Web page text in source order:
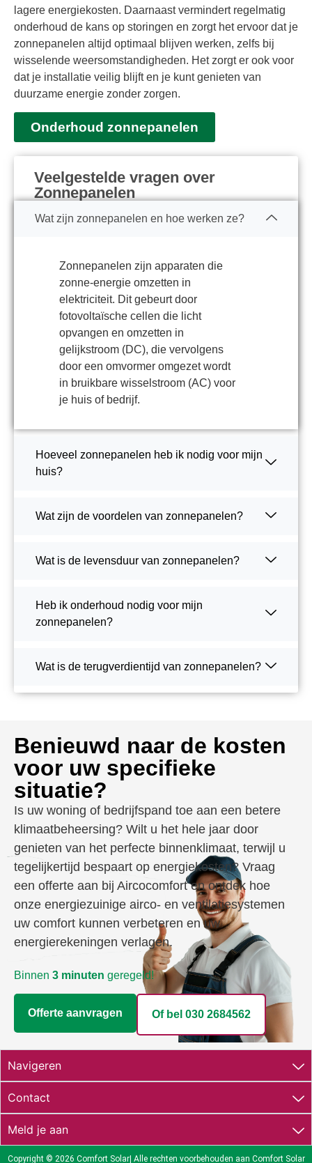
lagere energiekosten. Daarnaast vermindert regelmatig
onderhoud de kans op storingen en zorgt het ervoor dat je
zonnepanelen altijd optimaal blijven werken, zelfs bij
wisselende weersomstandigheden. Het zorgt er ook voor
dat je installatie veilig blijft en je kunt genieten van
duurzame energie zonder zorgen.
Onderhoud zonnepanelen
Veelgestelde vragen over
Zonnepanelen
Wat zijn zonnepanelen en hoe werken ze?
Zonnepanelen zijn apparaten die
zonne-energie omzetten in
elektriciteit. Dit gebeurt door
fotovoltaïsche cellen die licht
opvangen en omzetten in
gelijkstroom (DC), die vervolgens
door een omvormer omgezet wordt
in bruikbare wisselstroom (AC) voor
je huis of bedrijf.
Hoeveel zonnepanelen heb ik nodig voor mijn
huis?
Wat zijn de voordelen van zonnepanelen?
Wat is de levensduur van zonnepanelen?
Heb ik onderhoud nodig voor mijn
zonnepanelen?
Wat is de terugverdientijd van zonnepanelen?
Benieuwd naar de kosten
voor uw specifieke
situatie?
Is uw woning of bedrijfspand toe aan een betere
klimaatbeheersing? Wilt u het hele jaar door
genieten van het perfecte binnenklimaat, terwijl u
tegelijkertijd bespaart op energiekosten? Vraag
een offerte aan bij Aircocomfort en ontdek hoe
onze energiezuinige airco- en ventilatiesystemen
uw comfort kunnen verbeteren en uw
energierekeningen verlagen.
Binnen 3 minuten geregeld!
Offerte aanvragen Of bel 030 2684562​
Navigeren
Contact
Meld je aan
Copyright © 2026 Comfort Solar| Alle rechten voorbehouden aan Comfort Solar